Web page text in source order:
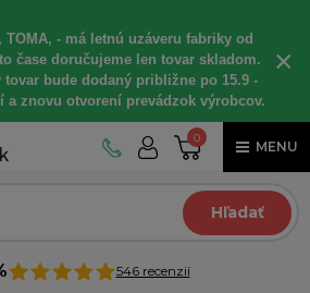
TOMA, - má letnú uzáveru fabriky od
čase doručujeme len tovar skladom.
tovar bude dodaný približne po 15.9 -
a znovu otvorení prevádzok výrobcov.
×
0
MENU
Hľadať
546 recenzií